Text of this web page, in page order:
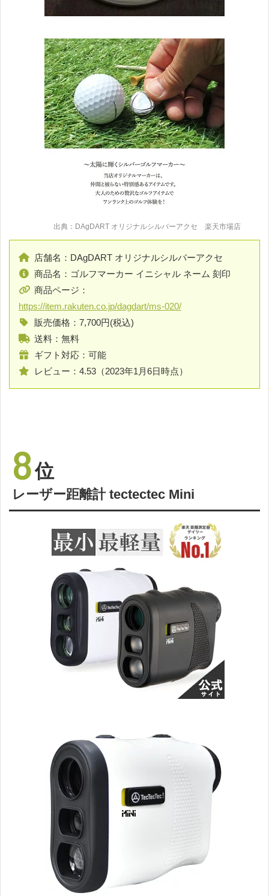
出典：DAgDART オリジナルシルバーアクセ 楽天市場店
店舗名：DAgDART オリジナルシルバーアクセ
商品名：ゴルフマーカー イニシャル ネーム 刻印
商品ページ：
https://item.rakuten.co.jp/dagdart/ms-020/
販売価格：7,700円(税込)
送料：無料
ギフト対応：可能
レビュー：4.53（2023年1月6日時点）
8位
レーザー距離計 tectectec Mini